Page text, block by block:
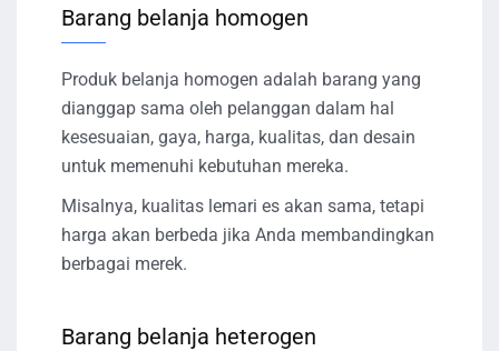
Barang belanja homogen
Produk belanja homogen adalah barang yang
dianggap sama oleh pelanggan dalam hal
kesesuaian, gaya, harga, kualitas, dan desain
untuk memenuhi kebutuhan mereka.
Misalnya, kualitas lemari es akan sama, tetapi
harga akan berbeda jika Anda membandingkan
berbagai merek.
Barang belanja heterogen